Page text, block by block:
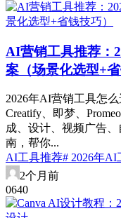
AI营销工具推荐：
案（场景化选型+省
2026年AI营销工具怎么
Creatify、即梦、
成、设计、视频广告
南，帮你...
AI工具推荐# 2026年AI
2个月前
0640